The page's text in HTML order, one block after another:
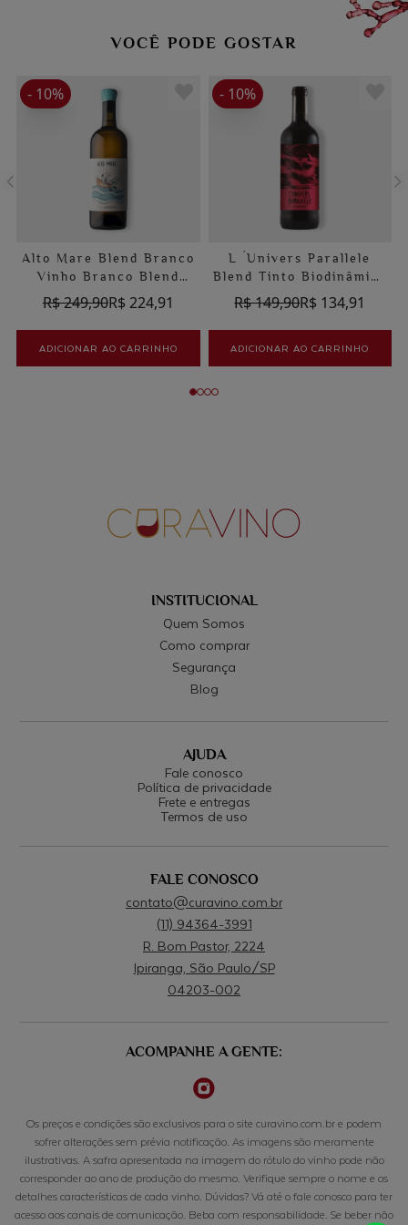
VOCÊ PODE GOSTAR
Alto Mare Blend Branco
Vinho Branco Blend
Biodinâmico
R$ 249,90R$ 224,91
- 10%
ADICIONAR AO CARRINHO
L ´Univers Parallele
Blend Tinto Biodinâmico
Les Chemins De Bassac
R$ 149,90R$ 134,91
- 10%
ADICIONAR AO CARRINHO
INSTITUCIONAL
Quem Somos
Como comprar
Segurança
Blog
AJUDA
Fale conosco
Política de privacidade
Frete e entregas
Termos de uso
FALE CONOSCO
contato@curavino.com.br
(11) 94364-3991
R. Bom Pastor, 2224
Ipiranga, São Paulo/SP
04203-002
ACOMPANHE A GENTE:
Os preços e condições são exclusivos para o site curavino.com.br e podem
sofrer alterações sem prévia notificação. As imagens são meramente
ilustrativas. A safra apresentada na imagem do rótulo do vinho pode não
corresponder ao ano de produção do mesmo. Verifique sempre o nome e os
detalhes características de cada vinho. Dúvidas? Vá até o fale conosco para ter
acesso aos canais de comunicação. Beba com responsabilidade. Se beber não